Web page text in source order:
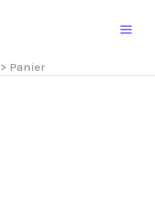
Panier